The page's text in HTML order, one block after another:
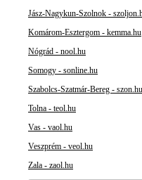
Jász-Nagykun-Szolnok -
Komárom-Esztergom - kemma.hu
Nógrád - nool.hu
Somogy - sonline.hu
Szabolcs-Szatmár-Bereg - szon.hu
Tolna - teol.hu
Vas - vaol.hu
Veszprém - veol.hu
Zala - zaol.hu